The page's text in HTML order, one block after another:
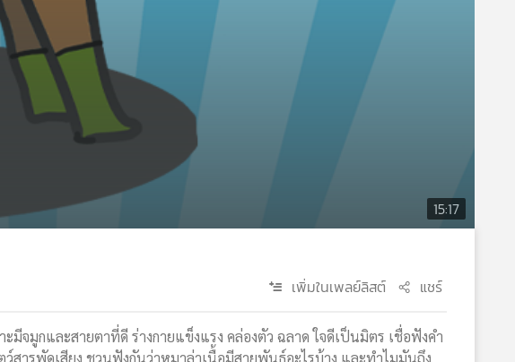
15:17
เพิ่มในเพลย์ลิสต์ แชร์
มูกและสายตาที่ดี ร่างกายแข็งแรง คล่องตัว ฉลาด ใจดีเป็นมิตร เชื่อฟังคำ
สารพัดเสียง ชวนฟังกันว่าหมาล่าเนื้อมีสายพันธุ์อะไรบ้าง และทำไมมันถึง